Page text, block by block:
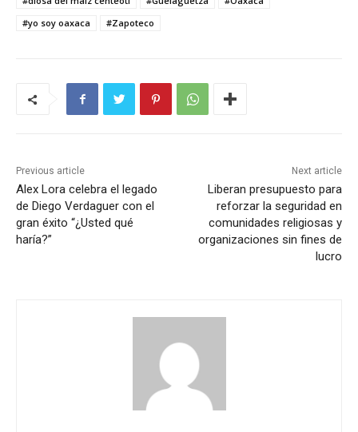
#yo soy oaxaca
#Zapoteco
Previous article
Alex Lora celebra el legado
de Diego Verdaguer con el
gran éxito “¿Usted qué
haría?”
Next article
Liberan presupuesto para
reforzar la seguridad en
comunidades religiosas y
organizaciones sin fines de
lucro